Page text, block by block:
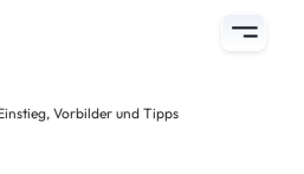
Vorbilder und Tipps